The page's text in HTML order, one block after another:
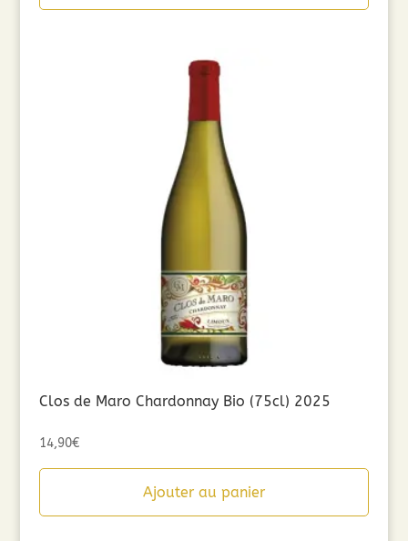
Clos de Maro Chardonnay Bio (75cl) 2025
14,90€
Ajouter au panier